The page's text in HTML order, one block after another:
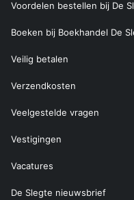
Voordelen bestellen bij De
Boeken bij Boekhandel De
Veilig betalen
Verzendkosten
Veelgestelde vragen
Vestigingen
Vacatures
De Slegte nieuwsbrief